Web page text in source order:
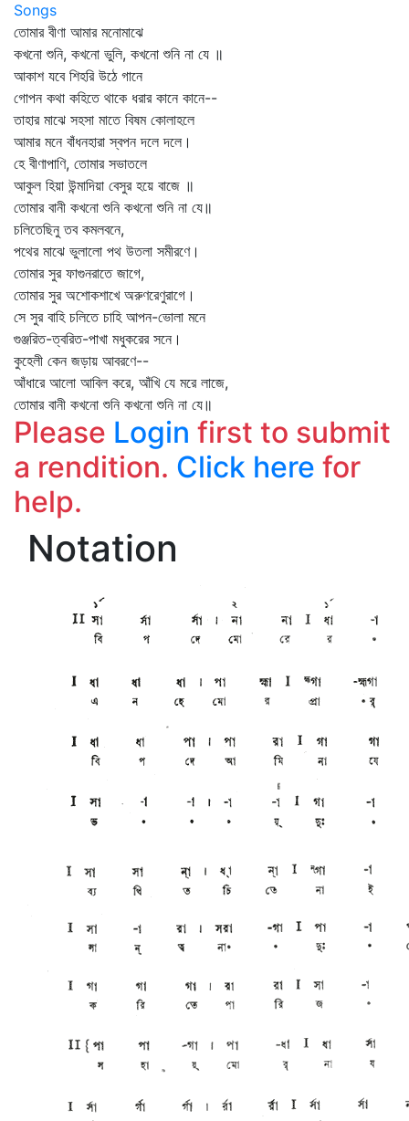
Songs
তোমার বীণা আমার মনোমাঝে
কখনো শুনি, কখনো ভুলি, কখনো শুনি না যে ॥
আকাশ যবে শিহরি উঠে গানে
গোপন কথা কহিতে থাকে ধরার কানে কানে--
তাহার মাঝে সহসা মাতে বিষম কোলাহলে
আমার মনে বাঁধনহারা স্বপন দলে দলে।
হে বীণাপাণি, তোমার সভাতলে
আকুল হিয়া উন্মাদিয়া বেসুর হয়ে বাজে ॥
তোমার বানী কখনো শুনি কখনো শুনি না যে॥
চলিতেছিনু তব কমলবনে,
পথের মাঝে ভুলালো পথ উতলা সমীরণে।
তোমার সুর ফাগুনরাতে জাগে,
তোমার সুর অশোকশাখে অরুণরেণুরাগে।
সে সুর বাহি চলিতে চাহি আপন-ভোলা মনে
গুঞ্জরিত-ত্বরিত-পাখা মধুকরের সনে।
কুহেলী কেন জড়ায় আবরণে--
আঁধারে আলো আবিল করে, আঁখি যে মরে লাজে,
তোমার বানী কখনো শুনি কখনো শুনি না যে॥
Please Login first to submit
a rendition. Click here for
help.
Notation